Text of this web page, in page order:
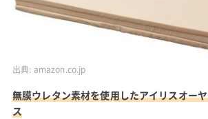
出典: amazon.co.jp
無膜ウレタン素材を使用したアイリスオー
ス